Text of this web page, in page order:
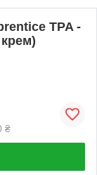
TPA -
₴